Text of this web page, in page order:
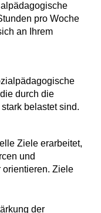
pro Woche
an Ihrem
durch die
belastet sind.
Ziele erarbeitet,
und
orientieren. Ziele
der